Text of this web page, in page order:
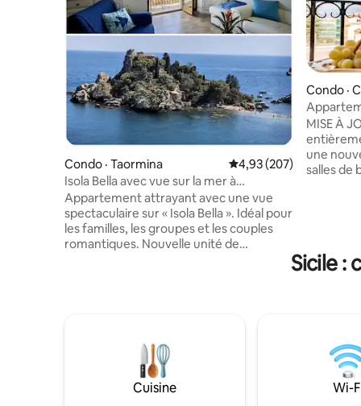
Condo · Taormina Note moyenne de 4,93
4,93 (207)
Isola Bella avec vue sur la mer à
Taormine. Emplacement de choix !
Appartement attrayant avec une vue
spectaculaire sur « Isola Bella ». Idéal pour
les familles, les groupes et les couples
romantiques. Nouvelle unité de
aéroport et place de stationnement
privée (en supplément). Activités : voile,
planche à pagaie, plongée, canoë,
excursions en bateau, visites de la ville,
Condo ·
MISE À
une
salles de
de la
Il offre
Sicile :
Cuisine Wi-